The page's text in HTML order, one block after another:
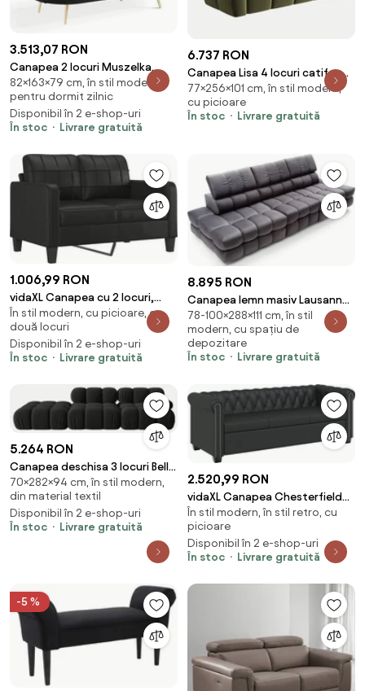
3.513,07 RON
Canapea 2 locuri Muszelka
neagra – H82 cm
82×163×79 cm, în stil modern,
pentru dormit zilnic
Disponibil în 2 e-shop-uri
În stoc
Livrare gratuită
6.737 RON
Canapea Lisa 4 locuri catifea
L256 cm
77×256×101 cm, în stil modern,
cu picioare
În stoc
Livrare gratuită
1.006,99 RON
vidaXL Canapea cu 2 locuri,
negru, 120 cm, piele ecologică
În stil modern, cu picioare, cu
două locuri
Disponibil în 2 e-shop-uri
În stoc
Livrare gratuită
8.895 RON
Canapea lemn masiv Lausanne
cu Depozitare
78-100×288×111 cm, în stil
modern, cu spațiu de
depozitare
În stoc
Livrare gratuită
5.264 RON
Canapea deschisa 3 locuri Bellis
catifea L282 cm
70×282×94 cm, în stil modern,
din material textil
Disponibil în 2 e-shop-uri
În stoc
Livrare gratuită
2.520,99 RON
vidaXL Canapea Chesterfield
cu 3 locuri, piele artificială,
negru
În stil modern, în stil retro, cu
picioare
Disponibil în 2 e-shop-uri
În stoc
Livrare gratuită
-5 %